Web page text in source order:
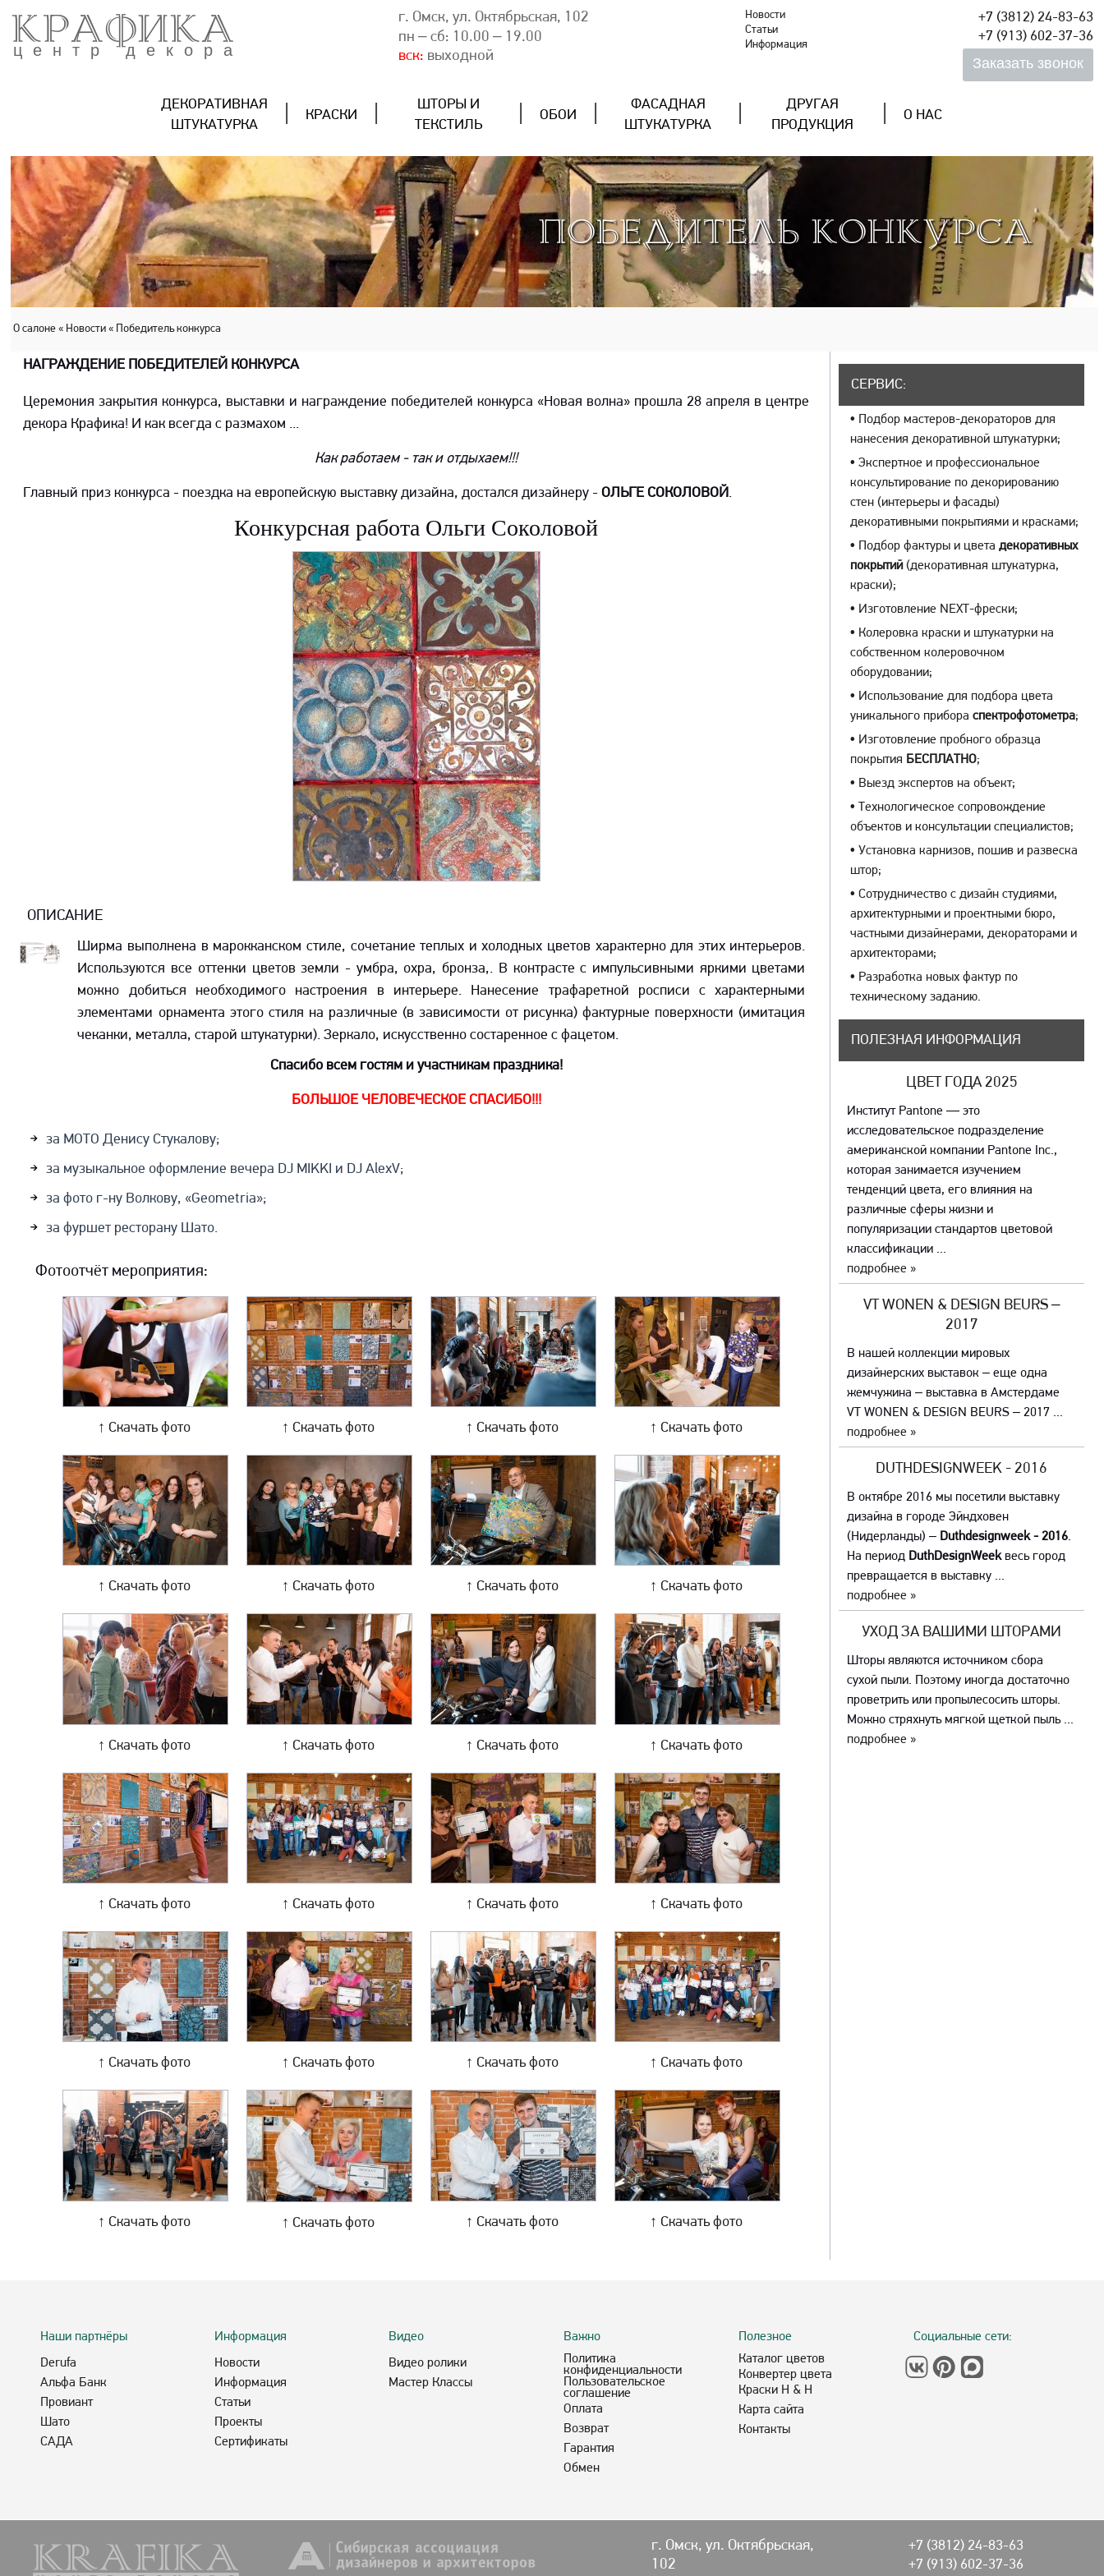
КРАФИКА
центр декора
г. Омск, ул. Октябрьская, 102
пн – сб: 10.00 – 19.00
вск: выходной
Новости
Статьи
Информация
+7 (3812) 24-83-63
+7 (913) 602-37-36
ДЕКОРАТИВНАЯ
ШТУКАТУРКА
КРАСКИ
ШТОРЫ И
ТЕКСТИЛЬ
ОБОИ
ФАСАДНАЯ
ШТУКАТУРКА
ДРУГАЯ
ПРОДУКЦИЯ
О НАС
ПОБЕДИТЕЛЬ КОНКУРСА
О салоне« Новости « Победитель конкурса
НАГРАЖДЕНИЕ ПОБЕДИТЕЛЕЙ КОНКУРСА
Церемония закрытия конкурса, выставки и награждение победителей конкурса «Новая волна» прошла 28 апреля в центре
декора Крафика! И как всегда с размахом ...
Как работаем - так и отдыхаем!!!
Главный приз конкурса - поездка на европейскую выставку дизайна, достался дизайнеру -ОЛЬГЕ СОКОЛОВОЙ.
Конкурсная работа Ольги Соколовой
ОПИСАНИЕ
Ширма выполнена в марокканском стиле, сочетание теплых и холодных цветов характерно для этих интерьеров.
Используются все оттенки цветов земли - умбра, охра, бронза,. В контрасте с импульсивными яркими цветами
можно добиться необходимого настроения в интерьере. Нанесение трафаретной росписи с характерными
элементами орнамента этого стиля на различные (в зависимости от рисунка) фактурные поверхности (имитация
чеканки, металла, старой штукатурки). Зеркало, искусственно состаренное с фацетом.
Спасибо всем гостям и участникам праздника!
БОЛЬШОЕ ЧЕЛОВЕЧЕСКОЕ СПАСИБО!!!
за МОТО Денису Стукалову;
за музыкальное оформление вечера DJ MIKKI и DJ AlexV;
за фото г-ну Волкову, «Geometria»;
за фуршет ресторану Шато.
Фотоотчёт мероприятия:
↑ Скачать фото ↑ Скачать фото ↑ Скачать фото ↑ Скачать фото
↑ Скачать фото ↑ Скачать фото ↑ Скачать фото ↑ Скачать фото
↑ Скачать фото ↑ Скачать фото ↑ Скачать фото ↑ Скачать фото
↑ Скачать фото ↑ Скачать фото ↑ Скачать фото ↑ Скачать фото
↑ Скачать фото ↑ Скачать фото ↑ Скачать фото ↑ Скачать фото
↑ Скачать фото ↑ Скачать фото ↑ Скачать фото ↑ Скачать фото
СЕРВИС:
• Подбор мастеров-декораторов для
нанесения декоративной штукатурки;
• Экспертное и профессиональное
консультирование по декорированию
стен (интерьеры и фасады)
декоративными покрытиями и красками;
• Подбор фактуры и цветадекоративных
покрытий(декоративная штукатурка,
краски);
• Изготовление NEXT-фрески;
• Колеровка краски и штукатурки на
собственном колеровочном
оборудовании;
• Использование для подбора цвета
уникального прибораспектрофотометра;
• Изготовление пробного образца
покрытия БЕСПЛАТНО;
• Выезд экспертов на объект;
• Технологическое сопровождение
объектов и консультации специалистов;
• Установка карнизов, пошив и развеска
штор;
• Сотрудничество с дизайн студиями,
архитектурными и проектными бюро,
частными дизайнерами, декораторами и
архитекторами;
• Разработка новых фактур по
техническому заданию.
ПОЛЕЗНАЯ ИНФОРМАЦИЯ
ЦВЕТ ГОДА 2025
Институт Pantone — это
исследовательское подразделение
американской компании Pantone Inc.,
которая занимается изучением
тенденций цвета, его влияния на
различные сферы жизни и
популяризации стандартов цветовой
классификации ...
подробнее »
VT WONEN & DESIGN BEURS –
2017
В нашей коллекции мировых
дизайнерских выставок – еще одна
жемчужина – выставка в Амстердаме
VT WONEN & DESIGN BEURS – 2017 ...
подробнее »
DUTHDESIGNWEEK - 2016
В октябре 2016 мы посетили выставку
дизайна в городе Эйндховен
(Нидерланды) – Duthdesignweek - 2016.
На период DuthDesignWeekвесь город
превращается в выставку ...
подробнее »
УХОД ЗА ВАШИМИ ШТОРАМИ
Шторы являются источником сбора
сухой пыли. Поэтому иногда достаточно
проветрить или пропылесосить шторы.
Можно стряхнуть мягкой щеткой пыль ...
подробнее »
Наши партнёры
Derufa
Альфа Банк
Провиант
Шато
САДА
Информация
Новости
Информация
Статьи
Проекты
Сертификаты
Видео
Видео ролики
Мастер Классы
Важно
Политика
конфиденциальности
Пользовательское
соглашение
Оплата
Возврат
Гарантия
Обмен
Полезное
Каталог цветов
Конвертер цвета
Краски H & H
Карта сайта
Контакты
Социальные сети:
г. Омск, ул. Октябрьская,
102
+7 (3812) 24-83-63
+7 (913) 602-37-36